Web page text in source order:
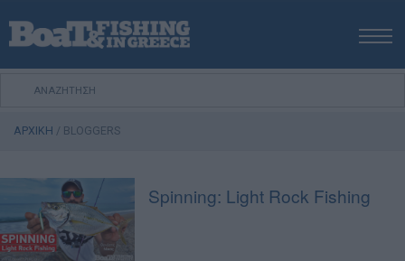
ΑΡΧΙΚΗ
ΕΚΔΟΣΕΙΣ
ΨΑΡΕΜΑ ΑΠΟ ΣΚΑΦΟΣ
ΨΑΡΟΤΟΥΦΕΚΟ
ΣΚΑΦΟΣ
ΑΡΧΙΚΗ / BLOGGERS
Spinning: Light Rock Fishing